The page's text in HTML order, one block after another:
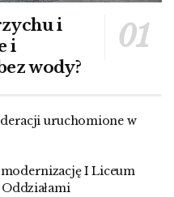
i
i
wody?
uruchomione w
I Liceum